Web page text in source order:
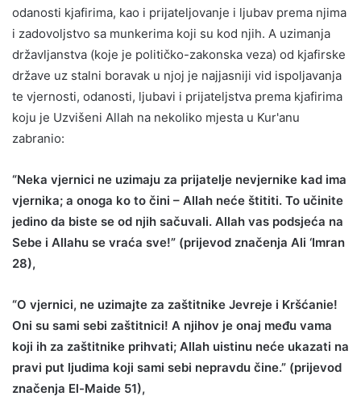
odanosti kjafirima, kao i prijateljovanje i ljubav prema njima
i zadovoljstvo sa munkerima koji su kod njih. A uzimanja
državljanstva (koje je političko-zakonska veza) od kjafirske
države uz stalni boravak u njoj je najjasniji vid ispoljavanja
te vjernosti, odanosti, ljubavi i prijateljstva prema kjafirima
koju je Uzvišeni Allah na nekoliko mjesta u Kur'anu
zabranio:
“Neka vjernici ne uzimaju za prijatelje nevjernike kad ima
vjernika; a onoga ko to čini – Allah neće štititi. To učinite
jedino da biste se od njih sačuvali. Allah vas podsjeća na
Sebe i Allahu se vraća sve!” (prijevod značenja Ali ‘Imran
28),
“O vjernici, ne uzimajte za zaštitnike Jevreje i Kršćanie!
Oni su sami sebi zaštitnici! A njihov je onaj među vama
koji ih za zaštitnike prihvati; Allah uistinu neće ukazati na
pravi put ljudima koji sami sebi nepravdu čine.” (prijevod
značenja El-Maide 51),